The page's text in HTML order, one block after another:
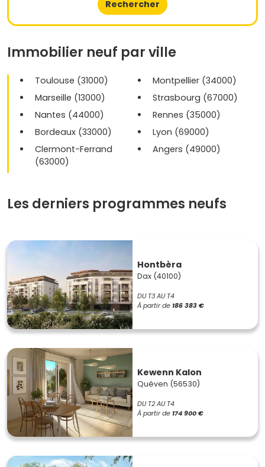
Rechercher
Immobilier neuf par ville
Toulouse (31000)
Montpellier (34000)
Marseille (13000)
Strasbourg (67000)
Nantes (44000)
Rennes (35000)
Bordeaux (33000)
Lyon (69000)
Clermont-Ferrand
(63000)
Angers (49000)
Les derniers programmes neufs
Hontbèra
Dax (40100)
DU T3 AU T4
À partir de 186 383 €
Kewenn Kalon
Quéven (56530)
DU T2 AU T4
À partir de 174 900 €